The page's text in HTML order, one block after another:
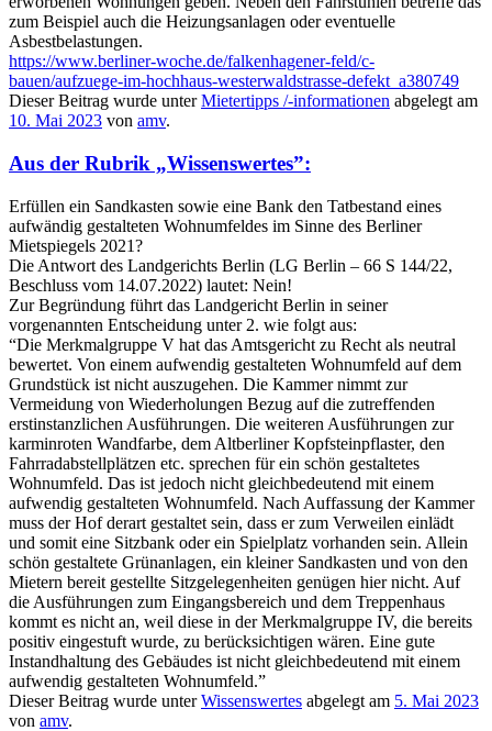
zum Beispiel auch die Heizungsanlagen oder eventuelle
Asbestbelastungen.
https://www.berliner-woche.de/falkenhagener-feld/c-
bauen/aufzuege-im-hochhaus-westerwaldstrasse-defekt_a380749
Dieser Beitrag wurde unterMietertipps /-informationen abgelegt am
10. Mai 2023 von amv.
Aus der Rubrik „Wissenswertes”:
Erfüllen ein Sandkasten sowie eine Bank den Tatbestand eines
aufwändig gestalteten Wohnumfeldes im Sinne des Berliner
Mietspiegels 2021?
Die Antwort des Landgerichts Berlin (LG Berlin – 66 S 144/22,
Beschluss vom 14.07.2022) lautet: Nein!
Zur Begründung führt das Landgericht Berlin in seiner
vorgenannten Entscheidung unter 2. wie folgt aus:
“Die Merkmalgruppe V hat das Amtsgericht zu Recht als neutral
bewertet. Von einem aufwendig gestalteten Wohnumfeld auf dem
Grundstück ist nicht auszugehen. Die Kammer nimmt zur
Vermeidung von Wiederholungen Bezug auf die zutreffenden
erstinstanzlichen Ausführungen. Die weiteren Ausführungen zur
karminroten Wandfarbe, dem Altberliner Kopfsteinpflaster, den
Fahrradabstellplätzen etc. sprechen für ein schön gestaltetes
Wohnumfeld. Das ist jedoch nicht gleichbedeutend mit einem
aufwendig gestalteten Wohnumfeld. Nach Auffassung der Kammer
muss der Hof derart gestaltet sein, dass er zum Verweilen einlädt
und somit eine Sitzbank oder ein Spielplatz vorhanden sein. Allein
schön gestaltete Grünanlagen, ein kleiner Sandkasten und von den
Mietern bereit gestellte Sitzgelegenheiten genügen hier nicht. Auf
die Ausführungen zum Eingangsbereich und dem Treppenhaus
kommt es nicht an, weil diese in der Merkmalgruppe IV, die bereits
positiv eingestuft wurde, zu berücksichtigen wären. Eine gute
Instandhaltung des Gebäudes ist nicht gleichbedeutend mit einem
aufwendig gestalteten Wohnumfeld.”
Dieser Beitrag wurde unterWissenswertes abgelegt am 5. Mai 2023
von amv.